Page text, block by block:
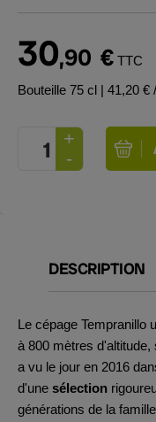
30,90 € TTC
Bouteille 75 cl | 41,20 €
DESCRIPTION
Le cépage Tempranillo
à 800 mètres
a vu le jour en 2016
d'une sélection
générations de la